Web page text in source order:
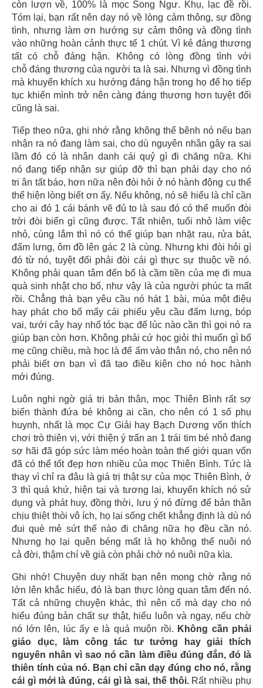
còn lượn về, 100% là mọc Song Ngư. Khụ, lạc đề rồi.
Tóm lại, bạn rất nên dạy nó về lòng cảm thông, sự đồng
tình, nhưng làm ơn hướng sự cảm thông và đồng tình
vào những hoàn cảnh thực tế 1 chút. Vì kẻ đáng thương
tất có chỗ đáng hận. Không có lòng đồng tình với
chỗ đáng thương của người ta là sai. Nhưng vì đồng tình
mà khuyến khích xu hướng đáng hận trong họ để họ tiếp
tục khiến mình trở nên càng đáng thương hơn tuyệt đối
cũng là sai.
Tiếp theo nữa, ghi nhớ rằng không thể bênh nó nếu bạn
nhận ra nó đang làm sai, cho dù nguyên nhân gây ra sai
lầm đó có là nhân danh cái quỷ gì đi chăng nữa. Khi
nó đang tiếp nhận sự giúp đỡ thì bạn phải dạy cho nó
tri ân tất báo, hơn nữa nên đòi hỏi ở nó hành động cụ thể
thể hiện lòng biết ơn ấy. Nếu không, nó sẽ hiểu là chỉ cần
cho ai đó 1 cái bánh vẽ đủ to là sau đó có thể muốn đòi
trời đòi biển gì cũng được. Tất nhiên, tuổi nhỏ làm việc
nhỏ, cùng lắm thì nó có thể giúp bạn nhặt rau, rửa bát,
đấm lưng, ôm đồ lên gác 2 là cùng. Nhưng khi đòi hỏi gì
đó từ nó, tuyệt đối phải đòi cái gì thực sự thuộc về nó.
Không phải quan tâm đến bố là cầm tiền của mẹ đi mua
quà sinh nhật cho bố, như vậy là của người phúc ta mất
rồi. Chẳng thà bạn yêu cầu nó hát 1 bài, múa một điệu
hay phát cho bố mấy cái phiếu yêu cầu đấm lưng, bóp
vai, tưới cây hay nhổ tóc bạc để lúc nào cần thì gọi nó ra
giúp bạn còn hơn. Không phải cứ học giỏi thì muốn gì bố
mẹ cũng chiều, mà học là để ấm vào thân nó, cho nên nó
phải biết ơn bạn vì đã tạo điều kiện cho nó học hành
mới đúng.
Luôn nghi ngờ giá trị bản thân, mọc Thiên Bình rất sợ
biến thành đứa bé không ai cần, cho nên có 1 số phụ
huynh, nhất là mọc Cự Giải hay Bạch Dương vốn thích
chơi trò thiên vị, với thiện ý trấn an 1 trái tim bé nhỏ đang
sợ hãi đã góp sức làm méo hoàn toàn thế giới quan vốn
đã có thể tốt đẹp hơn nhiều của mọc Thiên Bình. Tức là
thay vì chỉ ra đâu là giá trị thật sự của mọc Thiên Bình, ở
3 thì quá khứ, hiện tại và tương lai, khuyến khích nó sử
dụng và phát huy, đồng thời, lưu ý nó đừng để bản thân
chịu thiệt thòi vô ích, họ lại sống chết khẳng định là dù nó
đui què mẻ sứt thế nào đi chăng nữa họ đều cần nó.
Nhưng họ lại quên béng mất là họ không thể nuôi nó
cả đời, thậm chí về già còn phải chờ nó nuôi nữa kìa.
Ghi nhớ! Chuyện duy nhất bạn nên mong chờ rằng nó
lớn lên khắc hiểu, đó là bạn thực lòng quan tâm đến nó.
Tất cả những chuyện khác, thì nên cố mà dạy cho nó
hiểu đúng bản chất sự thật, hiểu luôn và ngay, nếu chờ
nó lớn lên, lúc ấy e là quá muộn rồi. Không cần phải
giáo dục, làm công tác tư tưởng hay giải thích
nguyên nhân vì sao nó cần làm điều đúng đắn, đó là
thiên tính của nó. Bạn chỉ cần dạy đúng cho nó, rằng
cái gì mới là đúng, cái gì là sai, thế thôi. Rất nhiều phụ